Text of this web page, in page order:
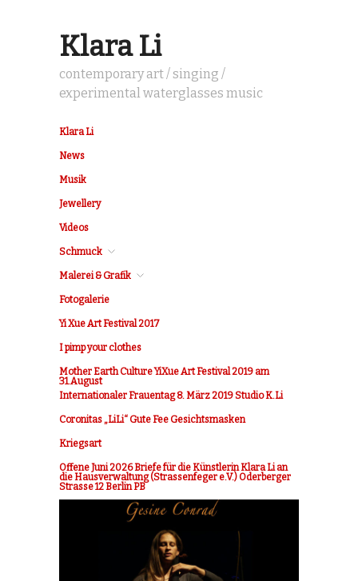
Klara Li
contemporary art / singing /
experimental waterglasses music
Klara Li
News
Musik
Jewellery
Videos
Schmuck
Malerei & Grafik
Fotogalerie
Yi Xue Art Festival 2017
I pimp your clothes
Mother Earth Culture YiXue Art Festival 2019 am
31.August
Internationaler Frauentag 8. März 2019 Studio K.Li
Coronitas „LiLi“ Gute Fee Gesichtsmasken
Kriegsart
Offene Juni 2026 Briefe für die Künstlerin Klara Li an
die Hausverwaltung (Strassenfeger e.V.) Oderberger
Strasse 12 Berlin PB